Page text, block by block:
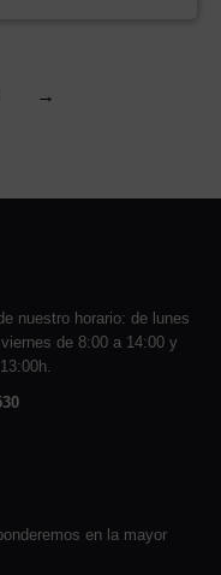
→
nuestro horario: de lunes
de 8:00 a 14:00 y
en la mayor